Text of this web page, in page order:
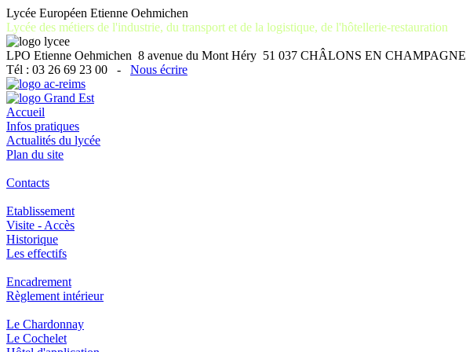
Lycée Européen Etienne Oehmichen
Lycée des métiers de l'industrie, du transport et de la logistique, de l'hôtellerie-restauration
LPO Etienne Oehmichen 8 avenue du Mont Héry 51 037 CHÂLONS EN CHAMPAGNE
Tél : 03 26 69 23 00 - Nous écrire
Accueil
Infos pratiques
Actualités du lycée
Plan du site
Contacts
Etablissement
Visite - Accès
Historique
Les effectifs
Encadrement
Règlement intérieur
Le Chardonnay
Le Cochelet